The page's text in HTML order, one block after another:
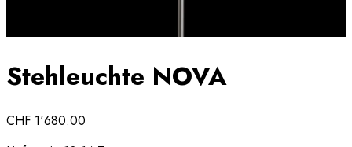
Stehleuchte NOVA
CHF 1'680.00